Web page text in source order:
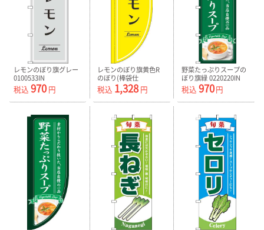
レモンのぼり旗グレー
0100533IN
税込 970 円
レモンのぼり旗黄色R
のぼり(棒袋仕
様)-0100534RIN
税込 1,328円
野菜たっぷりスープの
ぼり旗緑 0220220IN
税込 970円